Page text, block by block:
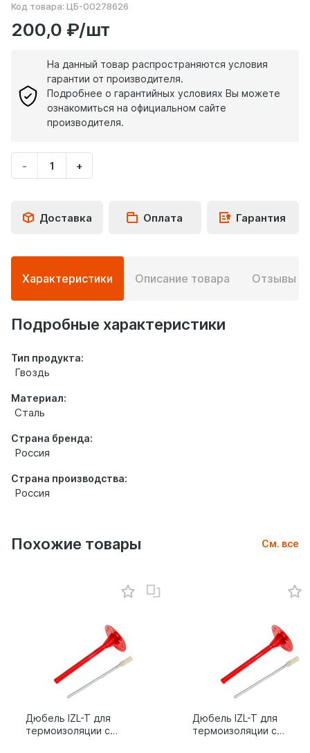
Код товара: ЦБ-00278626
200,0 ₽/шт
На данный товар распространяются условия
гарантии от производителя.
Подробнее о гарантийных условиях Вы можете
ознакомиться на официальном сайте
производителя.
-
Укажите
количество
+
Доставка Оплата Гарантия
Подробная
информация
о
товаре
Характеристики Описание товара Отзывы
Подробные характеристики
Тип продукта:
Гвоздь
Материал:
Сталь
Страна бренда:
Россия
Страна производства:
Россия
Похожие товары См. все
Дюбель IZL-T для
термоизоляции с
Дюбель IZL-T для
термоизоляции с